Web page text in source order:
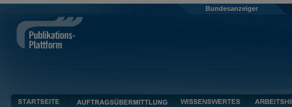
Bundesanzeiger